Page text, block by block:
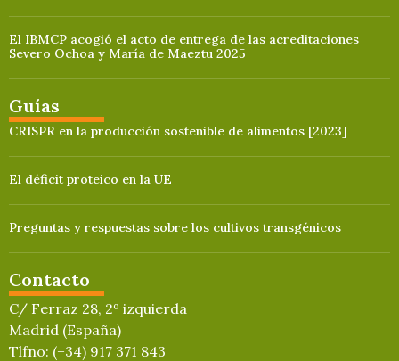
El IBMCP acogió el acto de entrega de las acreditaciones
Severo Ochoa y María de Maeztu 2025
Guías
CRISPR en la producción sostenible de alimentos [2023]
El déficit proteico en la UE
Preguntas y respuestas sobre los cultivos transgénicos
Contacto
C/ Ferraz 28, 2º izquierda
Madrid (España)
Tlfno: (+34) 917 371 843